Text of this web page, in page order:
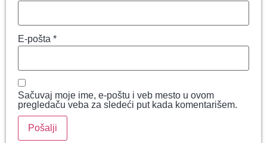
E-pošta *
Sačuvaj moje ime, e-poštu i veb mesto u ovom
pregledaču veba za sledeći put kada komentarišem.